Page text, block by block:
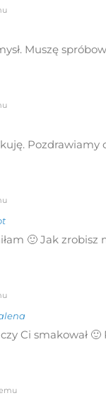
Muszę
Pozdrawiamy
🙂 Jak zrobisz
Ci smakował